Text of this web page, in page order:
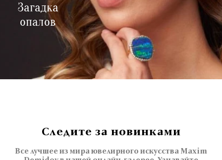
Загадка
опалов
Следите за новинками
Все лучшее из мира ювелирного искусства Maxim